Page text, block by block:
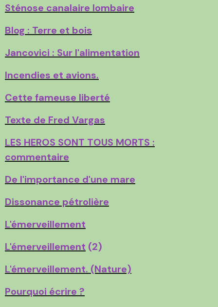
Sténose canalaire lombaire
Blog : Terre et bois
Jancovici : Sur l'alimentation
Incendies et avions.
Cette fameuse liberté
Texte de Fred Vargas
LES HEROS SONT TOUS MORTS :
commentaire
De l'importance d'une mare
Dissonance pétrolière
L'émerveillement
L'émerveillement (2)
L'émerveillement. (Nature)
Pourquoi écrire ?